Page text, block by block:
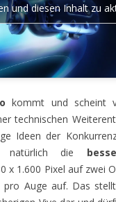
und diesen Inhalt zu
kommt und scheint
technischen
Ideen der
natürlich die
x 1.600 Pixel auf zwei
pro Auge auf. Das